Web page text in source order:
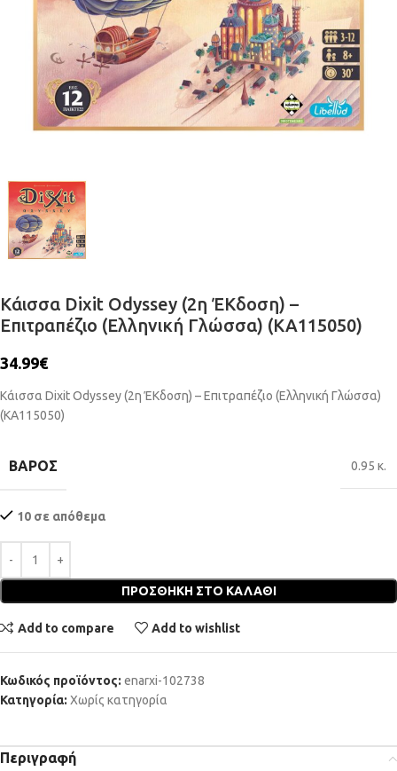
Κάισσα Dixit Odyssey (2η ΈΚδοση) –
Επιτραπέζιο (Ελληνική Γλώσσα) (KA115050)
34.99€
Κάισσα Dixit Odyssey (2η ΈΚδοση) – Επιτραπέζιο (Ελληνική Γλώσσα)
(KA115050)
ΒΆΡΟΣ 0.95 κ.
10 σε απόθεμα
ΠΡΟΣΘΉΚΗ ΣΤΟ ΚΑΛΆΘΙ
Add to compare Add to wishlist
Κωδικός προϊόντος: enarxi-102738
Κατηγορία: Χωρίς κατηγορία
Περιγραφή